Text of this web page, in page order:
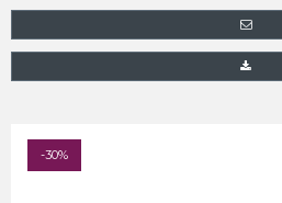
-30%